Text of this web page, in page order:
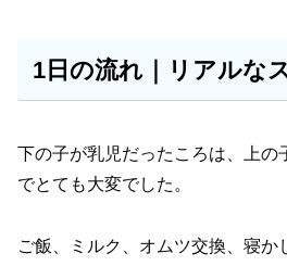
1日の流れ｜リアルな
下の子が乳児だったころは、上
でとても大変でした。
ご飯、ミルク、オムツ交換、寝か